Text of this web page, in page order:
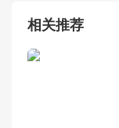
相关推荐